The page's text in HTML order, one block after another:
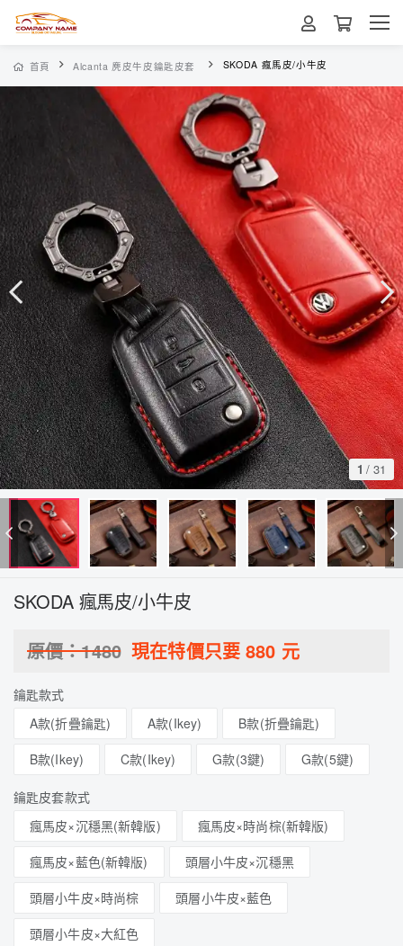
首頁 Alcanta 麂皮牛皮鑰匙皮套 SKODA 瘋馬皮/小牛皮
1 / 31
SKODA 瘋馬皮/小牛皮
原價：1480 現在特價只要880 元
鑰匙款式
A款(折疊鑰匙)
A款(Ikey)
B款(折疊鑰匙)
B款(Ikey)
C款(Ikey) G款(3鍵) G款(5鍵)
鑰匙皮套款式
瘋馬皮×沉穩黑(新韓版)
瘋馬皮×時尚棕(新韓版)
瘋馬皮×藍色(新韓版)
頭層小牛皮×沉穩黑
頭層小牛皮×時尚棕
頭層小牛皮×藍色
頭層小牛皮×大紅色